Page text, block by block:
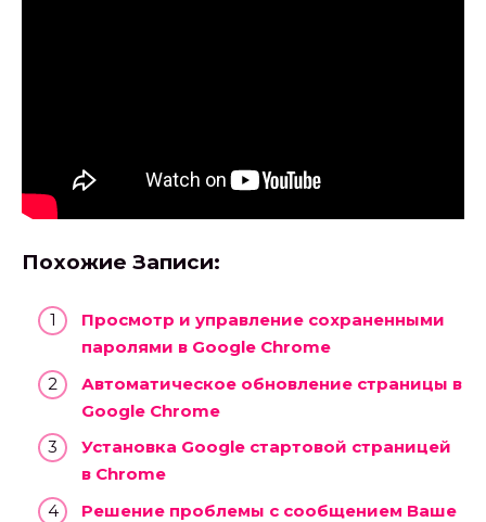
Похожие Записи:
Просмотр и управление сохраненными
паролями в Google Chrome
Автоматическое обновление страницы в
Google Chrome
Установка Google стартовой страницей
в Chrome
Решение проблемы с сообщением Ваше